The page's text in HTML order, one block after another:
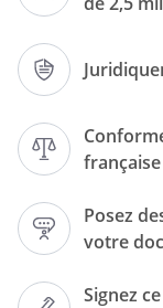
française
Posez
votre
Signez